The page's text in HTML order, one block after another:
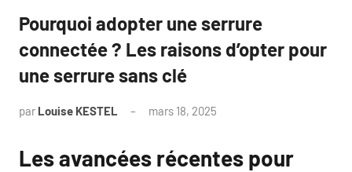
Pourquoi adopter une serrure
connectée ? Les raisons d’opter pour
une serrure sans clé
par Louise KESTEL mars 18, 2025
Les avancées récentes pour